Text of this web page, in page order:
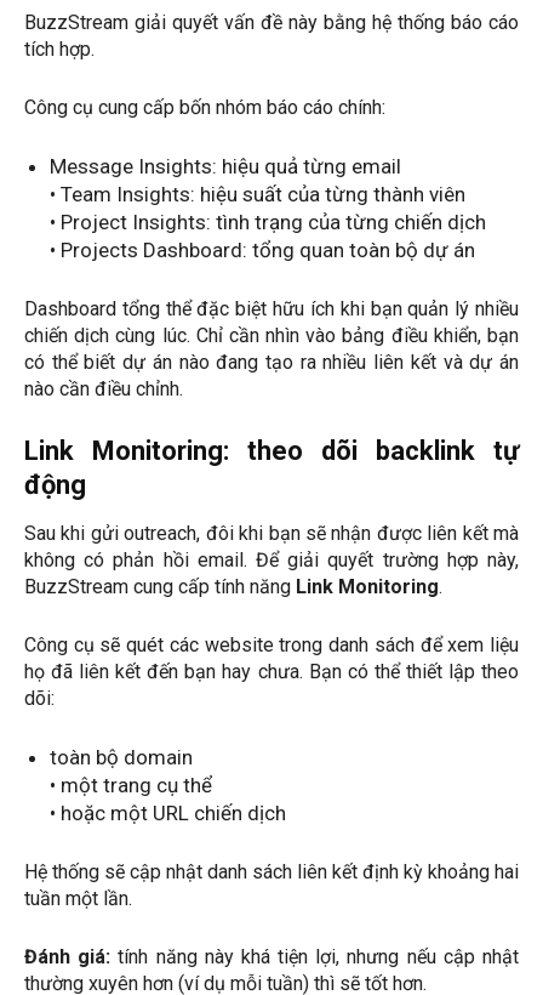
BuzzStream giải quyết vấn đề này bằng hệ thống báo cáo
tích hợp.
Công cụ cung cấp bốn nhóm báo cáo chính:
Message Insights: hiệu quả từng email
• Team Insights: hiệu suất của từng thành viên
• Project Insights: tình trạng của từng chiến dịch
• Projects Dashboard: tổng quan toàn bộ dự án
Dashboard tổng thể đặc biệt hữu ích khi bạn quản lý nhiều
chiến dịch cùng lúc. Chỉ cần nhìn vào bảng điều khiển, bạn
có thể biết dự án nào đang tạo ra nhiều liên kết và dự án
nào cần điều chỉnh.
Link Monitoring: theo dõi backlink tự
động
Sau khi gửi outreach, đôi khi bạn sẽ nhận được liên kết mà
không có phản hồi email. Để giải quyết trường hợp này,
BuzzStream cung cấp tính năng Link Monitoring.
Công cụ sẽ quét các website trong danh sách để xem liệu
họ đã liên kết đến bạn hay chưa. Bạn có thể thiết lập theo
dõi:
toàn bộ domain
• một trang cụ thể
• hoặc một URL chiến dịch
Hệ thống sẽ cập nhật danh sách liên kết định kỳ khoảng hai
tuần một lần.
Đánh giá: tính năng này khá tiện lợi, nhưng nếu cập nhật
thường xuyên hơn (ví dụ mỗi tuần) thì sẽ tốt hơn.